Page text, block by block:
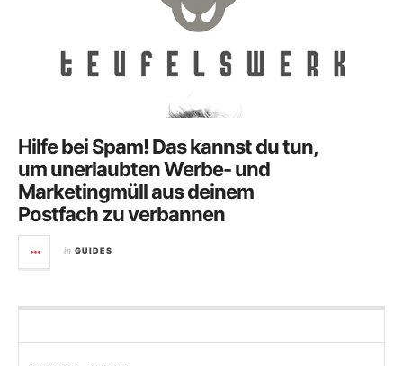
Hilfe bei Spam! Das kannst du tun,
um unerlaubten Werbe- und
Marketingmüll aus deinem
Postfach zu verbannen
in GUIDES